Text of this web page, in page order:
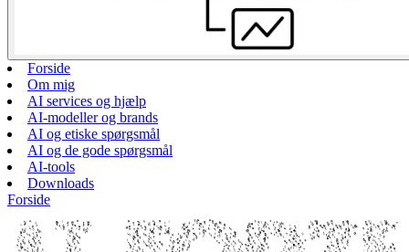
Forside
Om mig
AI services og hjælp
AI-modeller og brands
AI og etiske spørgsmål
AI og de gode spørgsmål
AI-tools
Downloads
Forside